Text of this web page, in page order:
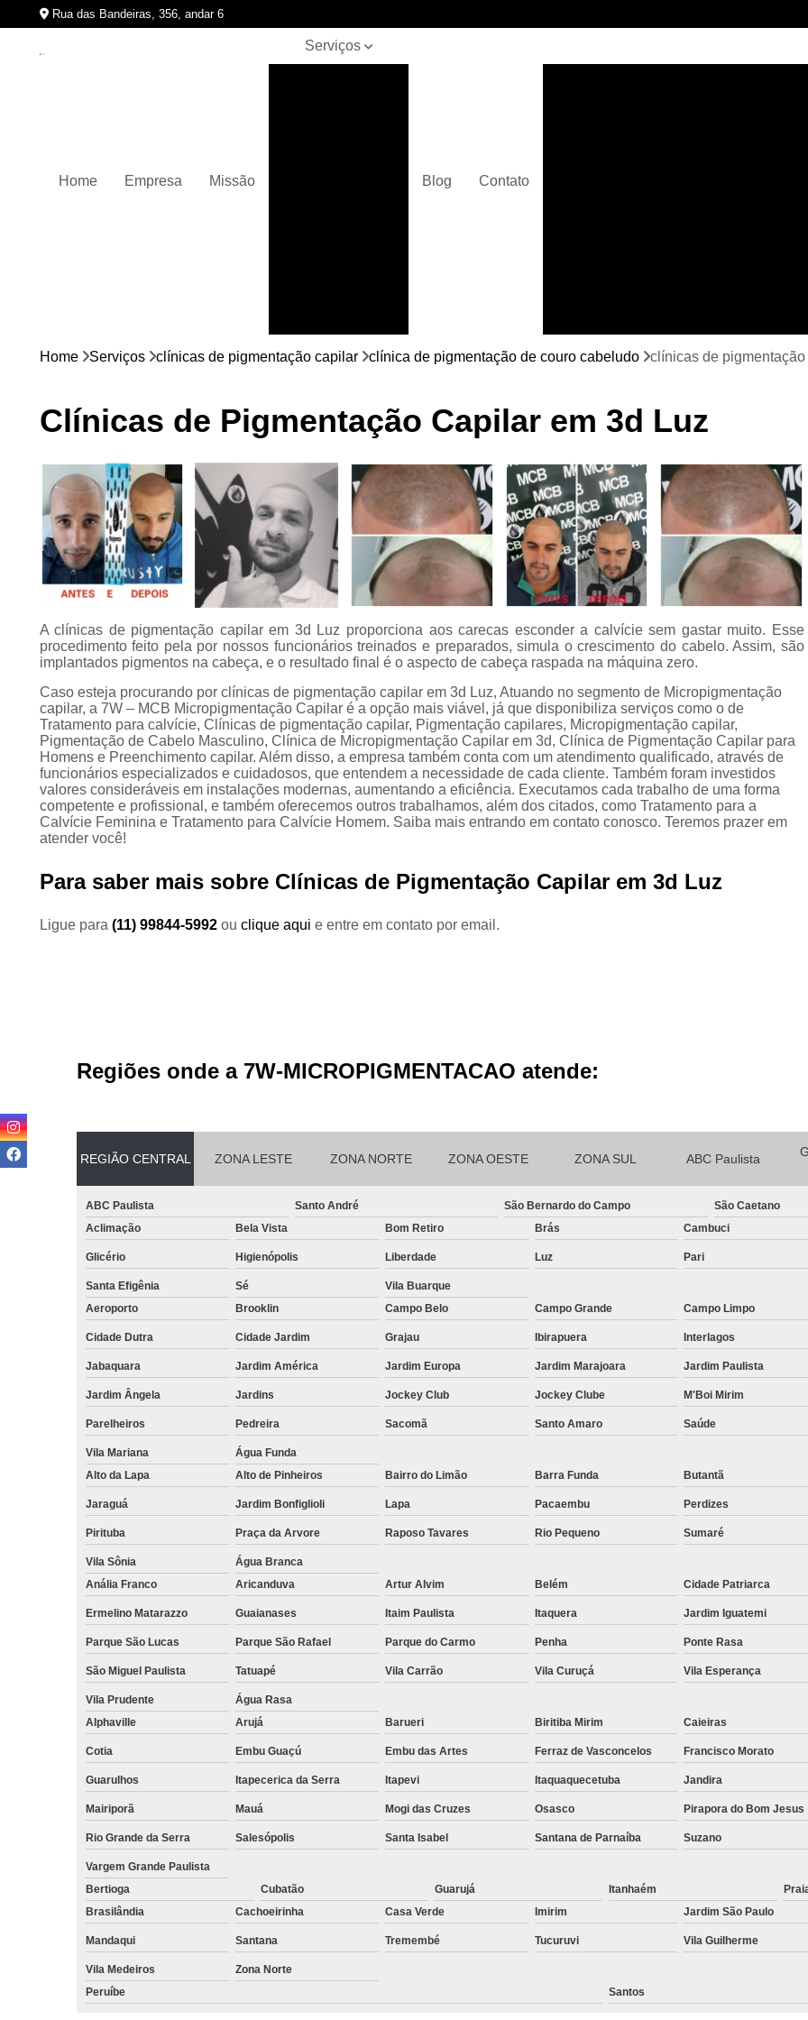
Rua das Bandeiras, 356, andar 6
Home Empresa Missão
Serviços
Preenchimento
Tratamento para
calvície
Blog Contato
Curso de
Curso de
Curso de Micropigmentação Santo
Curso
Curso Presencial
Cursos de
Cursos de Micropigmentação de
Micropigmentação Capilar com
Micropigmentação Capilar em
Micropigmentação Capilar
Micropigmentação Capilar nas
Micropigmentação Capilar para
Micropigmentação Cabelo
Micropigmentação Cabelo
Micropigmentação Capilar Cabelo
Micropigmentação Capilar
Micropigmentação
Micropigmentação de Barba São
Micropigmentação Fio a Fio Barba
Micropigmentação na Barba ABC
Nano Micropigmentação de Barba
Nano Pigmentação Cabelo Rio
Nano
Nano
Nano
Pigmentação Capilar 3d
Pigmentação Capilar em
Pigmentação de Cabelo
Pigmentação na Careca
Preenchimento Capilar Central
Preenchimento Capilar com
Preenchimento Capilar
Preenchimento Capilar na
Preenchimento Capilar
Tratamento para a Calvície
Tratamento para Calvície com
Tratamento para Calvície
Home Serviços clínicas de pigmentação capilar clínica de pigmentação de couro cabeludo clínicas de
Clínicas de Pigmentação Capilar em 3d Luz
A clínicas de pigmentação capilar em 3d Luz proporciona aos carecas esconder a calvície sem gastar muito. Esse
procedimento feito pela por nossos funcionários treinados e preparados, simula o crescimento do cabelo. Assim, são
implantados pigmentos na cabeça, e o resultado final é o aspecto de cabeça raspada na máquina zero.
Caso esteja procurando por clínicas de pigmentação capilar em 3d Luz, Atuando no segmento de Micropigmentação
capilar, a 7W – MCB Micropigmentação Capilar é a opção mais viável, já que disponibiliza serviços como o de
Tratamento para calvície, Clínicas de pigmentação capilar, Pigmentação capilares, Micropigmentação capilar,
Pigmentação de Cabelo Masculino, Clínica de Micropigmentação Capilar em 3d, Clínica de Pigmentação Capilar para
Homens e Preenchimento capilar. Além disso, a empresa também conta com um atendimento qualificado, através de
funcionários especializados e cuidadosos, que entendem a necessidade de cada cliente. Também foram investidos
valores consideráveis em instalações modernas, aumentando a eficiência. Executamos cada trabalho de uma forma
competente e profissional, e também oferecemos outros trabalhamos, além dos citados, como Tratamento para a
Calvície Feminina e Tratamento para Calvície Homem. Saiba mais entrando em contato conosco. Teremos prazer em
atender você!
Para saber mais sobre Clínicas de Pigmentação Capilar em 3d Luz
Ligue para (11) 99844-5992 ou clique aqui e entre em contato por email.
Regiões onde a 7W-MICROPIGMENTACAO atende:
REGIÃO CENTRAL ZONA LESTE ZONA NORTE ZONA OESTE ZONA SUL ABC Paulista
ABC Paulista Santo André São Bernardo do Campo São Caetano
Aclimação
Bela Vista Bom Retiro Brás Cambuci
Glicério Higienópolis Liberdade Luz Pari
Santa Efigênia Sé
Vila Buarque
Aeroporto
Brooklin Campo Belo Campo Grande Campo Limpo
Cidade Dutra Cidade Jardim Grajau Ibirapuera Interlagos
Jabaquara Jardim América Jardim Europa Jardim Marajoara Jardim Paulista
Jardim Ângela Jardins Jockey Club Jockey Clube M'Boi Mirim
Parelheiros Pedreira Sacomã Santo Amaro Saúde
Vila Mariana
Água Funda
Alto da Lapa
Alto de Pinheiros Bairro do Limão Barra Funda Butantã
Jaraguá Jardim Bonfiglioli Lapa Pacaembu Perdizes
Pirituba Praça da Arvore Raposo Tavares Rio Pequeno Sumaré
Vila Sônia
Água Branca
Anália Franco
Aricanduva Artur Alvim Belém Cidade Patriarca
Ermelino Matarazzo Guaianases Itaim Paulista Itaquera Jardim Iguatemi
Parque São Lucas Parque São Rafael Parque do Carmo Penha Ponte Rasa
São Miguel Paulista Tatuapé Vila Carrão Vila Curuçá Vila Esperança
Vila Prudente
Água Rasa
Alphaville
Arujá Barueri Biritiba Mirim Caieiras
Cotia Embu Guaçú Embu das Artes Ferraz de Vasconcelos Francisco Morato
Guarulhos Itapecerica da Serra Itapevi Itaquaquecetuba Jandira
Mairiporã Mauá Mogi das Cruzes Osasco Pirapora do Bom Jesus
Rio Grande da Serra Salesópolis Santa Isabel Santana de Parnaíba Suzano
Vargem Grande Paulista
Bertioga
Cubatão Guarujá Itanhaém
Brasilândia
Cachoeirinha Casa Verde Imirim Jardim São Paulo
Mandaqui Santana Tremembé Tucuruvi Vila Guilherme
Vila Medeiros
Zona Norte
Peruíbe
Santos